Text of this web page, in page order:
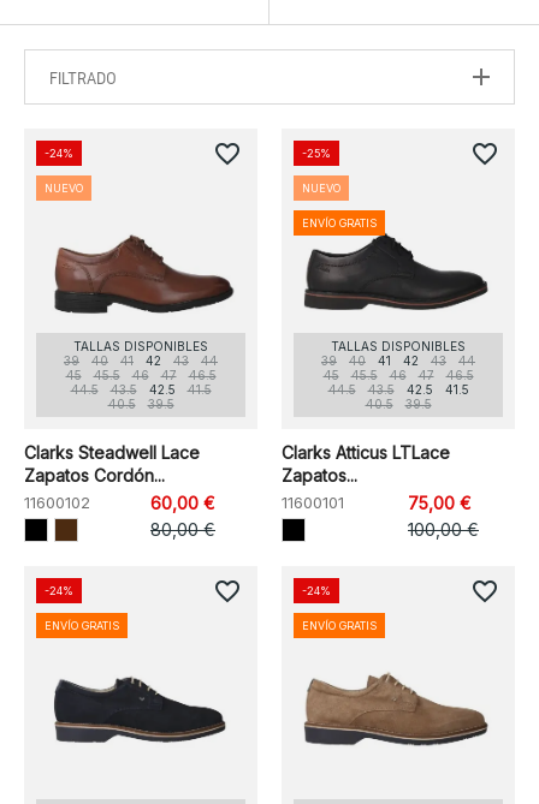
FILTRADO
TALLAS DISPONIBLES
39
40 41 42 43
44
45
45.5 46 47
46.5
44.5
43.5 42.5
41.5
40.5
39.5
Clarks Steadwell Lace
Zapatos Cordón...
11600102
60,00 €
80,00 €
-24%
NUEVO
favorite_border
TALLAS DISPONIBLES
39
40 41 42 43
44
45
45.5 46 47
46.5
44.5
43.5 42.5
41.5
40.5
39.5
Clarks Atticus LTLace
Zapatos...
11600101
75,00 €
100,00 €
-25%
NUEVO
ENVÍO GRATIS
favorite_border
-24%
ENVÍO GRATIS
favorite_border -24%
ENVÍO GRATIS
favorite_border